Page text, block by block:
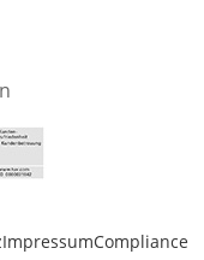
Fenster
neuem Fenster
Fenster
neuem Fenster
ImpressumCompliance